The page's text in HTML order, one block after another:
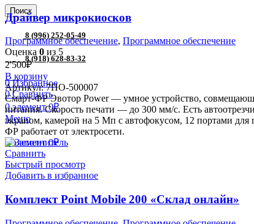
Поиск
8 (996) 252-05-49
8 (918) 628-83-32
0Избранное
0 Сравнить
0элемент 0₽
Меню
0элемент 0₽
Драйвер микрокиосков
Программное обеспечение, Программное обеспечение
Оценка 0 из 5
2'500₽
В корзину
Артикул:7ПО-500007
Смарт-ФР Эвотор Power — умное устройство,
питания. Скорость печати — до 300 мм/с. Есть
экраном, камерой на 5 Мп с автофокусом, 12 портами
ФР работает от электросети.
Сравнить
Быстрый просмотр
Добавить в избранное
Комплект Point Mobile 200 «Склад онлайн»